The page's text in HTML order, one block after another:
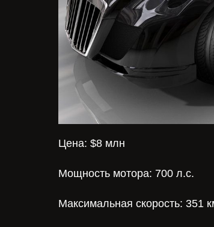
Цена: $8 млн
Мощность мотора: 700 л.с.
Максимальная скорость: 351